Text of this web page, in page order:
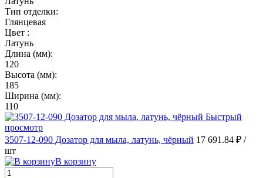
Тип отделки:
Глянцевая
Цвет :
Латунь
Длина (мм):
120
Высота (мм):
185
Ширина (мм):
110
Быстрый
просмотр
3507-12-090 Дозатор для мыла, латунь, чёрный 17 691.84 ₽ /
шт
В корзину